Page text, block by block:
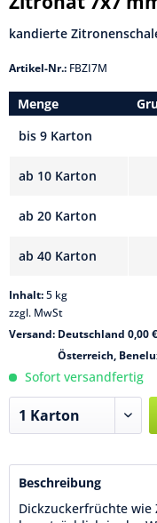
kandierte
Artikel-Nr.: FBZI7M
Menge
bis 9 Karton
ab 10 Karton
ab 20 Karton
ab 40 Karton
Inhalt:5 kg
zzgl. MwSt
Versand: Deutschland 0,00 €
Österreich,
Sofort versandfertig
Beschreibung
Dickzuckerfrüchte